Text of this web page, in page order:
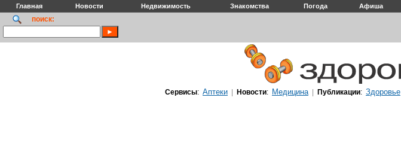
Главная Новости Недвижимость Знакомства Погода Афиша
поиск:
Сервисы: Аптеки Новости: Медицина| Публикации: Здоровье